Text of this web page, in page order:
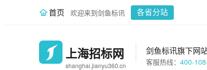
首页 欢迎来到剑鱼标讯 各省分站
上海招标网
shanghai.jianyu360.cn
剑鱼标讯旗下网
客服热线： 400-